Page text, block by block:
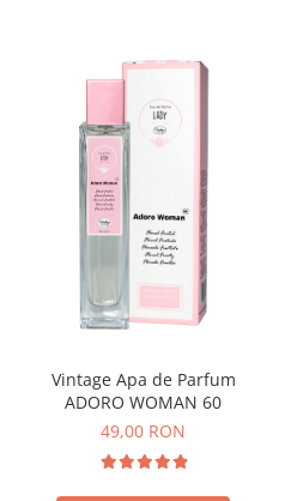
Vintage Apa de Parfum
ADORO WOMAN 60
49,00 RON